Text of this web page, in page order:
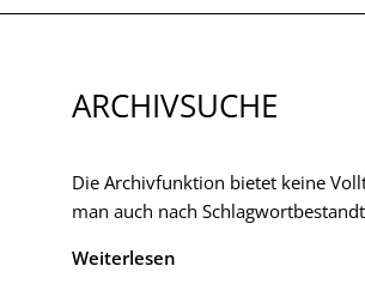
ARCHIVSUCHE
Die Archivfunktion bietet keine
man auch nach
Weiterlesen